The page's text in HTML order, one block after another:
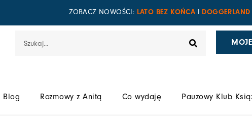
ZOBACZ NOWOŚCI: LATO BEZ KOŃCA DOGGERLAND
Blog Rozmowy z Anitą Co wydaję Pauzowy Klub